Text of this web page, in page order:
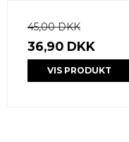
45,00 DKK
36,90 DKK
VIS PRODUKT